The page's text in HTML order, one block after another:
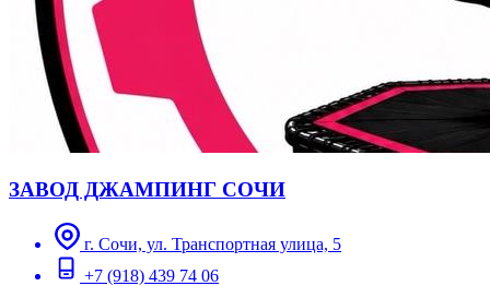
ЗАВОД ДЖАМПИНГ СОЧИ
г. Сочи, ул. Транспортная улица, 5
+7 (918) 439 74 06